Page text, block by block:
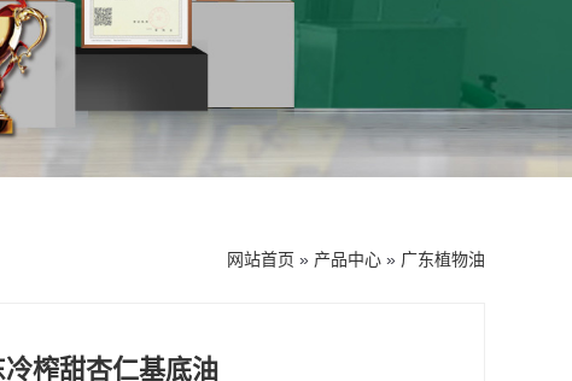
网站首页 » 产品中心 » 广东植物油
冷榨甜杏仁基底油